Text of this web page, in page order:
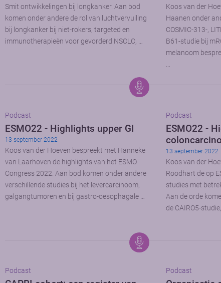
Smit ontwikkelingen bij longkanker. Aan bod
komen onder andere de rol van luchtvervuiling
bij longkanker bij niet-rokers, targeted en
immunotherapieën voor gevorderd NSCLC, …
Koos van der
Haanen onder
COSMIC-313-,
B61-studie bij
melanoom
…
Podcast
ESMO22 - Highlights upper GI
13 september 2022
Koos van der Hoeven bespreekt met Hanneke
van Laarhoven de highlights van het ESMO
Congress 2022. Aan bod komen onder andere
verschillende studies bij het levercarcinoom,
galgangtumoren en bij gastro-oesophagale …
Podcast
ESMO22 -
13 september 2022
Koos van der
Roodhart de op
studies met
Aan de orde
de CAIRO5-
Podcast Podcast